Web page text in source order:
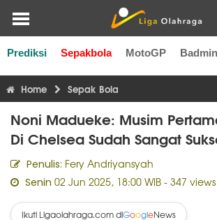
Prediksi Sepakbola MotoGP
Liga Inggris Liga Italia Liga Spanyol
Home Sepak Bola
Noni Madueke: Musim
Di Chelsea Sudah Sangat
Penulis: Fery Andriyansyah
Senin 02 Jun 2025, 18:00 WIB - 347 views
Ikuti Ligaolahraga.com diGoogleNews